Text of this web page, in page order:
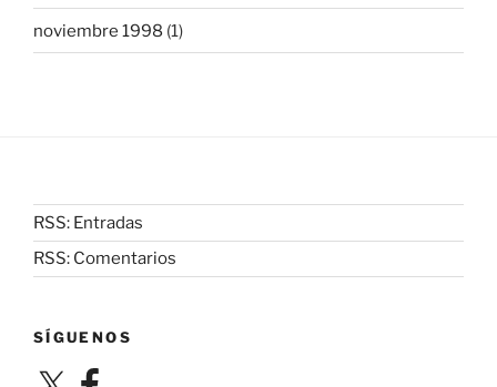
noviembre 1998 (1)
RSS: Entradas
RSS: Comentarios
SÍGUENOS
X Facebook